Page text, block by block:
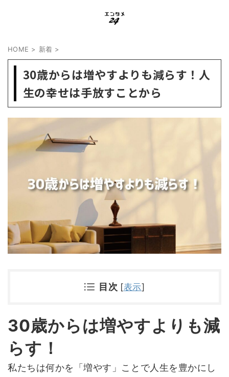
HOME > 新着 >
30歳からは増やすよりも減らす！人
生の幸せは手放すことから
目次 [表示]
30歳からは増やすよりも減
らす！
私たちは何かを「増やす」ことで人生を豊かにし